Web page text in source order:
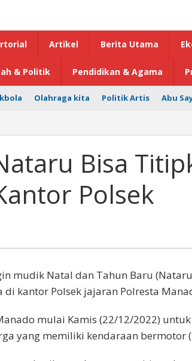
Artikel Berita Utama
& Politik Pendidikan & Agama
Olahraga kita Politik Artis Abu
Bisa
Polsek
mudik Natal dan Tahun Baru
kantor Polsek jajaran Polresta
mulai Kamis (22/12/2022) untuk
yang memiliki kendaraan bermotor